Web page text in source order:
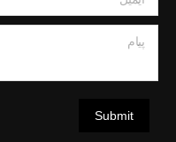
Submit